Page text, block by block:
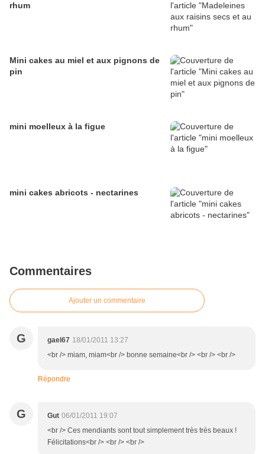
rhum
Mini cakes au miel et aux pignons de
pin
mini moelleux à la figue
mini cakes abricots - nectarines
Commentaires
Ajouter un commentaire
G gael67 18/01/2011 13:27
<br /> miam, miam<br /> bonne semaine<br /> <br /> <br />
Répondre
G Gut 06/01/2011 19:07
<br /> Ces mendiants sont tout simplement très très beaux !
Félicitations<br /> <br /> <br />